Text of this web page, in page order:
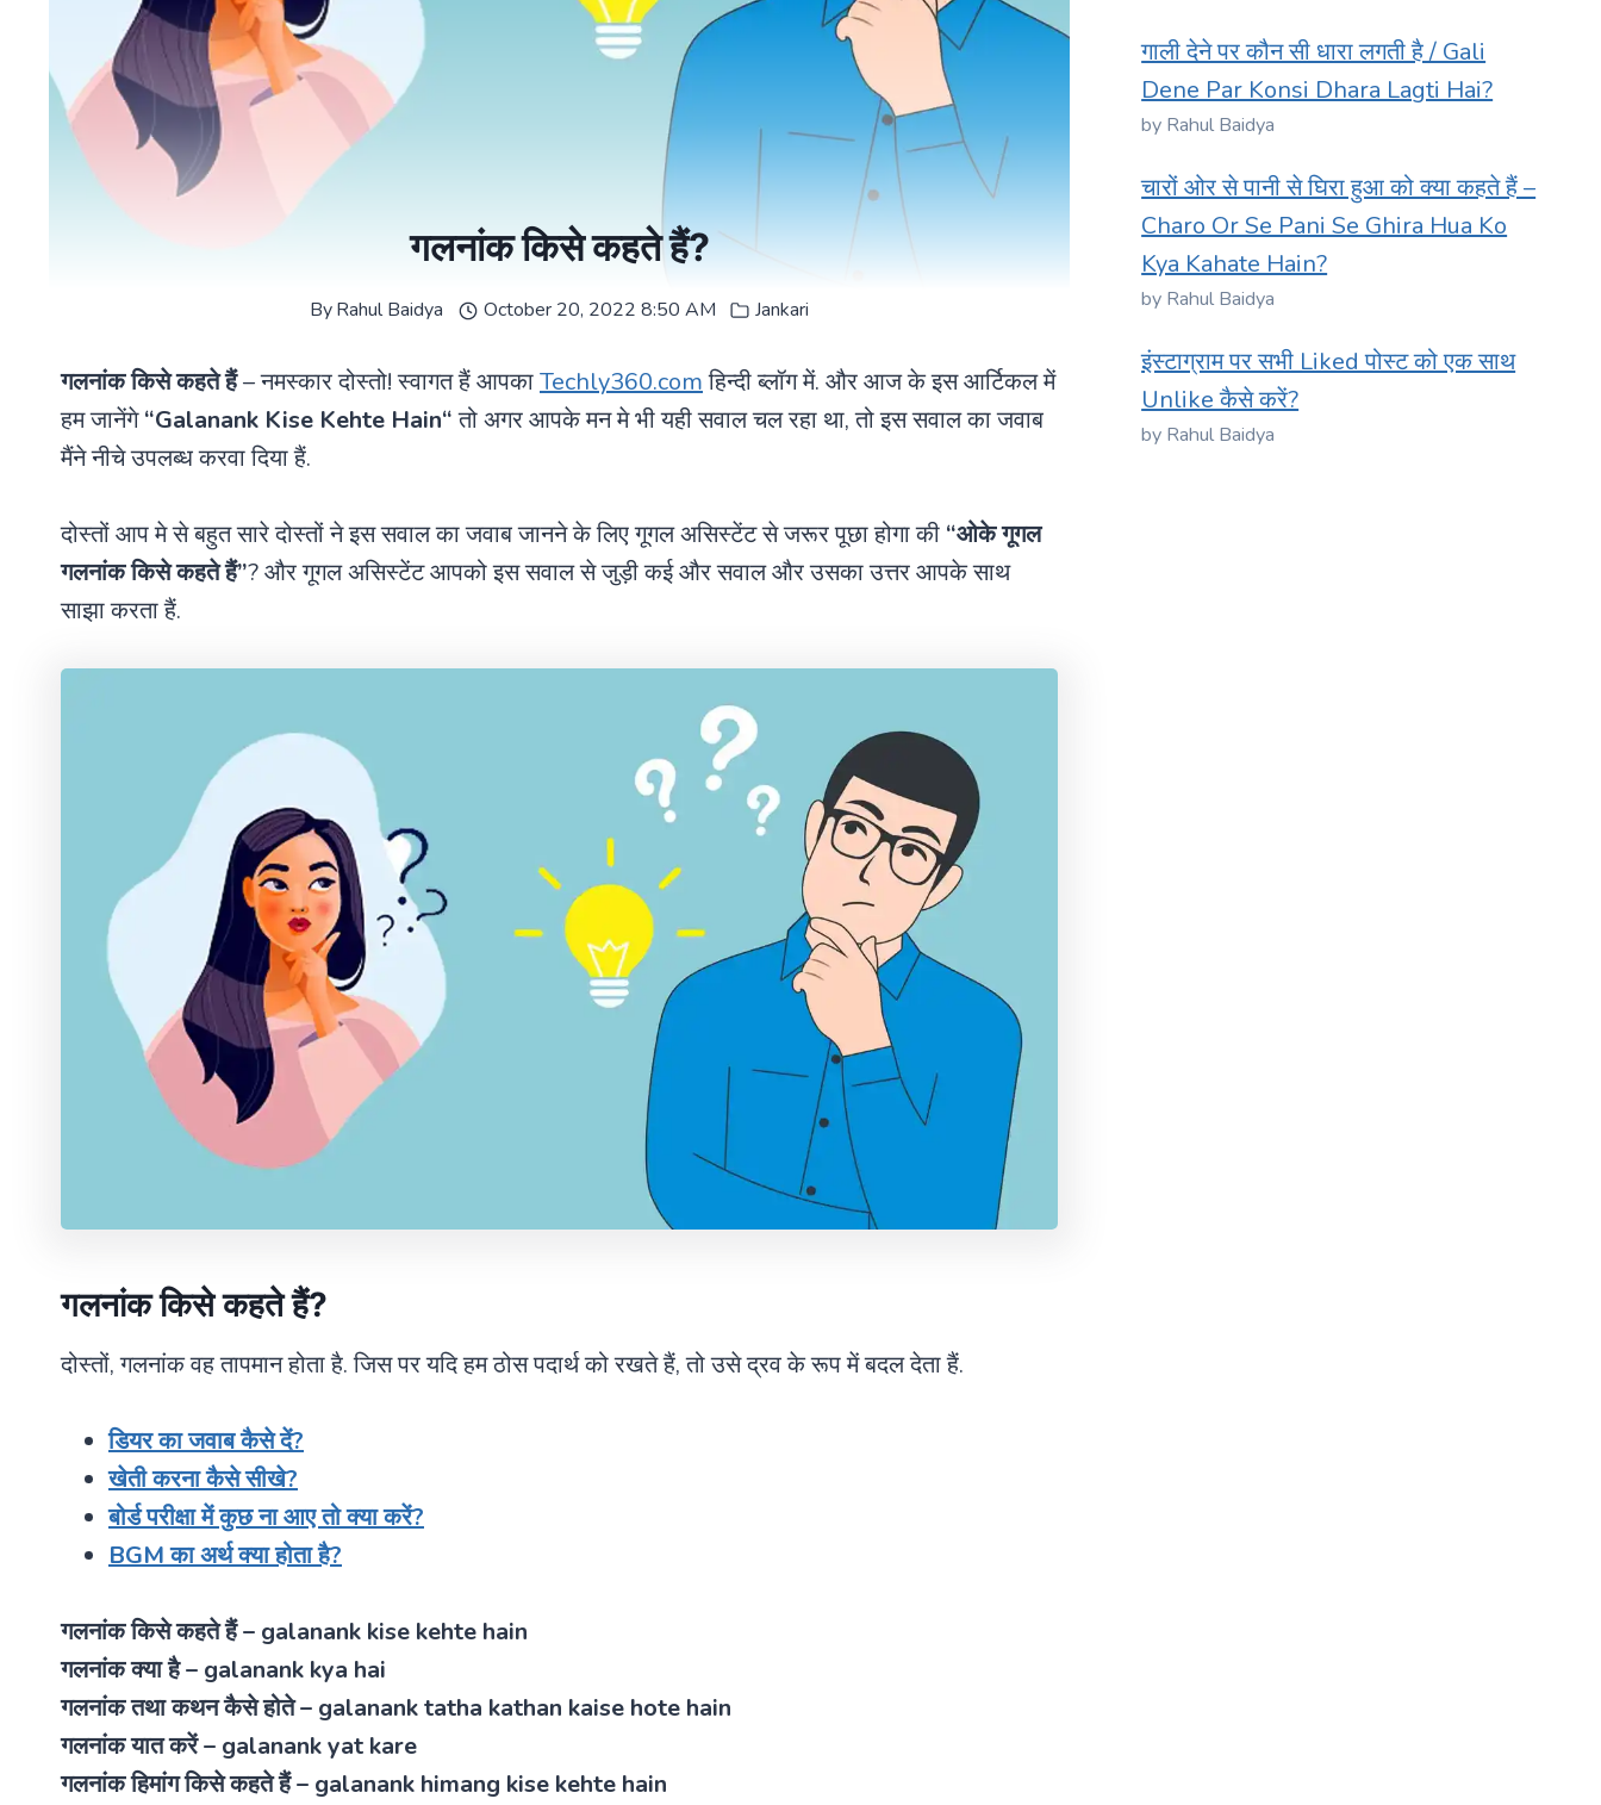
गलनांक किसे कहते हैं?
ByRahul Baidya October 20, 2022 8:50 AM Jankari
गलनांक किसे कहते हैं– नमस्कार दोस्तो! स्वागत हैं आपकाTechly360.comहिन्दी ब्लॉग में. और आज के इस आर्टिकल में
हम जानेंगे“Galanank Kise Kehte Hain“तो अगर आपके मन मे भी यही सवाल चल रहा था, तो इस सवाल का जवाब
मैंने नीचे उपलब्ध करवा दिया हैं.
दोस्तों आप मे से बहुत सारे दोस्तों ने इस सवाल का जवाब जानने के लिए गूगल असिस्टेंट से जरूर पूछा होगा की “ओके गूगल
गलनांक किसे कहते हैं”? और गूगल असिस्टेंट आपको इस सवाल से जुड़ी कई और सवाल और उसका उत्तर आपके साथ
साझा करता हैं.
गलनांक किसे कहते हैं?
दोस्तों, गलनांक वह तापमान होता है. जिस पर यदि हम ठोस पदार्थ को रखते हैं, तो उसे द्रव के रूप में बदल देता हैं.
डियर का जवाब कैसे दें?
खेती करना कैसे सीखे?
बोर्ड परीक्षा में कुछ ना आए तो क्या करें?
BGM का अर्थ क्या होता है?
गलनांक किसे कहते हैं – galanank kise kehte hain
गलनांक क्या है – galanank kya hai
गलनांक तथा कथन कैसे होते – galanank tatha kathan kaise hote hain
गलनांक यात करें – galanank yat kare
गलनांक हिमांग किसे कहते हैं – galanank himang kise kehte hain
गाली देने पर कौन सी धारा लगती है / Gali
Dene Par Konsi Dhara Lagti Hai?
by Rahul Baidya
चारों ओर से पानी से घिरा हुआ को क्या कहते हैं –
Charo Or Se Pani Se Ghira Hua Ko
Kya Kahate Hain?
by Rahul Baidya
इंस्टाग्राम पर सभी Liked पोस्ट को एक साथ
Unlike कैसे करें?
by Rahul Baidya